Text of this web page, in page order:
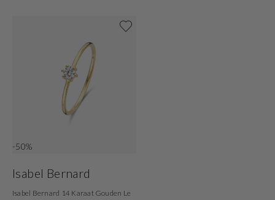
-50%
Isabel Bernard
Isabel Bernard 14 Karaat Gouden Le